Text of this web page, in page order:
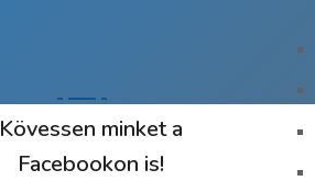
Kövessen minket a
Facebookon is!